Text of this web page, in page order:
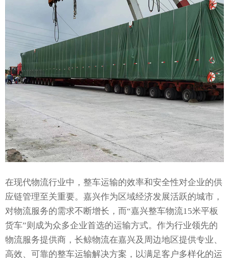
在现代物流行业中，整车运输的效率和安全性对企业的供
应链管理至关重要。嘉兴作为区域经济发展活跃的城市，
对物流服务的需求不断增长，而“嘉兴整车物流15米平板
货车”则成为众多企业首选的运输方式。作为行业领先的
物流服务提供商，长鲸物流在嘉兴及周边地区提供专业、
高效、可靠的整车运输解决方案，以满足客户多样化的运